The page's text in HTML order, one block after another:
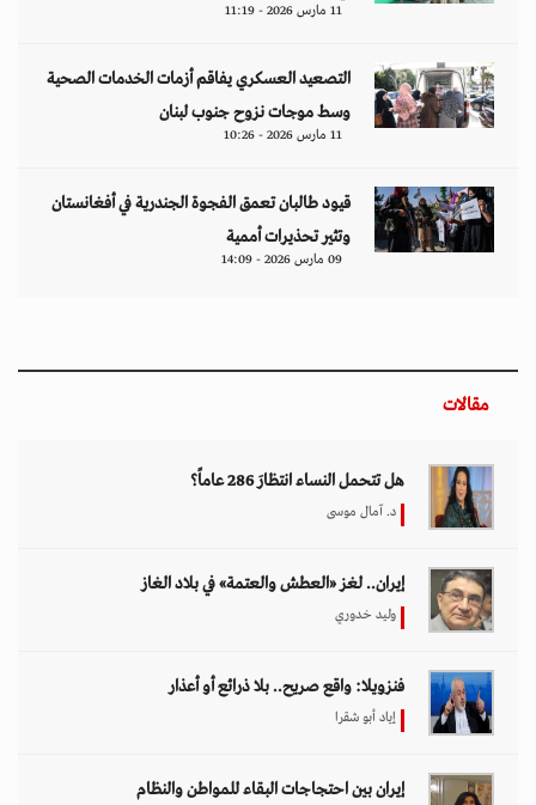
11 مارس 2026 - 11:19
التصعيد العسكري يفاقم أزمات الخدمات الصحية
وسط موجات نزوح جنوب لبنان
11 مارس 2026 - 10:26
قيود طالبان تعمق الفجوة الجندرية في أفغانستان
وتثير تحذيرات أممية
09 مارس 2026 - 14:09
مقالات
هل تتحمل النساء انتظارَ 286 عاماً؟
د. آمال موسى
إيران.. لغز «العطش والعتمة» في بلاد الغاز
وليد خدوري
فنزويلا: واقع صريح.. بلا ذرائع أو أعذار
إياد أبو شقرا
إيران بين احتجاجات البقاء للمواطن والنظام